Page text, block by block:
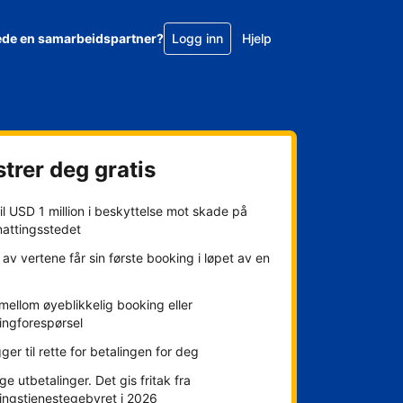
en samarbeidspartner? Logg inn Hjelp
deg gratis
USD 1 million i beskyttelse mot skade på
av vertene får sin første booking i løpet av en
øyeblikkelig booking eller
til rette for betalingen for deg
utbetalinger. Det gis fritak fra
i 2026